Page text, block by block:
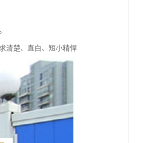
清楚、直白、短小精悍